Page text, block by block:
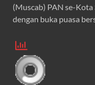
(Muscab) PAN se-
dengan buka puasa